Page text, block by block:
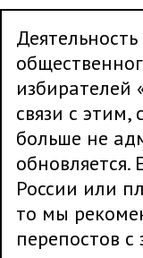
избирателей
связи с этим,
больше не
обновляется.
России или
то мы
перепостов с